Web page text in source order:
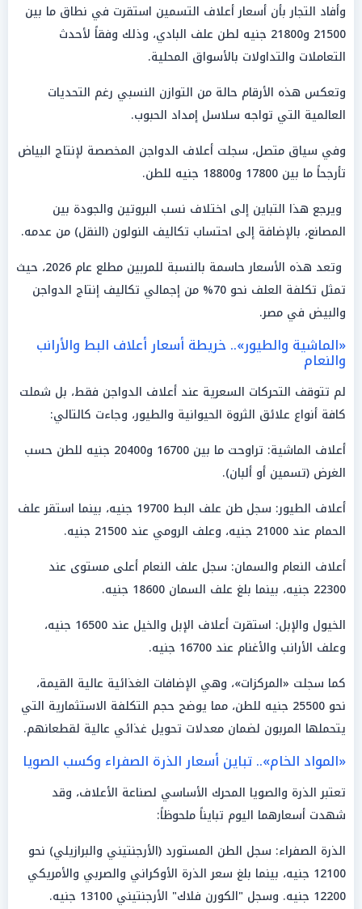
وأفاد التجار بأن أسعار أعلاف التسمين استقرت في نطاق ما بين
21500 و21800 جنيه لطن علف البادي، وذلك وفقاً لأحدث
التعاملات والتداولات بالأسواق المحلية.
وتعكس هذه الأرقام حالة من التوازن النسبي رغم التحديات
العالمية التي تواجه سلاسل إمداد الحبوب.
وفي سياق متصل، سجلت أعلاف الدواجن المخصصة لإنتاج البياض
تأرجحاً ما بين 17800 و18800 جنيه للطن.
ويرجع هذا التباين إلى اختلاف نسب البروتين والجودة بين
المصانع، بالإضافة إلى احتساب تكاليف النولون (النقل) من عدمه.
وتعد هذه الأسعار حاسمة بالنسبة للمربين مطلع عام 2026، حيث
تمثل تكلفة العلف نحو 70% من إجمالي تكاليف إنتاج الدواجن
والبيض في مصر.
«الماشية والطيور».. خريطة أسعار أعلاف البط والأرانب
والنعام
لم تتوقف التحركات السعرية عند أعلاف الدواجن فقط، بل شملت
كافة أنواع علائق الثروة الحيوانية والطيور، وجاءت كالتالي:
أعلاف الماشية: تراوحت ما بين 16700 و20400 جنيه للطن حسب
الغرض (تسمين أو ألبان).
أعلاف الطيور: سجل طن علف البط 19700 جنيه، بينما استقر علف
الحمام عند 21000 جنيه، وعلف الرومي عند 21500 جنيه.
أعلاف النعام والسمان: سجل علف النعام أعلى مستوى عند
22300 جنيه، بينما بلغ علف السمان 18600 جنيه.
الخيول والإبل: استقرت أعلاف الإبل والخيل عند 16500 جنيه،
وعلف الأرانب والأغنام عند 16700 جنيه.
كما سجلت «المركزات»، وهي الإضافات الغذائية عالية القيمة،
نحو 25500 جنيه للطن، مما يوضح حجم التكلفة الاستثمارية التي
يتحملها المربون لضمان معدلات تحويل غذائي عالية لقطعانهم.
«المواد الخام».. تباين أسعار الذرة الصفراء وكسب الصويا
تعتبر الذرة والصويا المحرك الأساسي لصناعة الأعلاف، وقد
شهدت أسعارهما اليوم تبايناً ملحوظاً:
الذرة الصفراء: سجل الطن المستورد (الأرجنتيني والبرازيلي) نحو
12100 جنيه، بينما بلغ سعر الذرة الأوكراني والصربي والأمريكي
12200 جنيه. وسجل "الكورن فلاك" الأرجنتيني 13100 جنيه.